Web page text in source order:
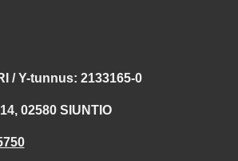
/ Y-tunnus: 2133165-0
02580 SIUNTIO